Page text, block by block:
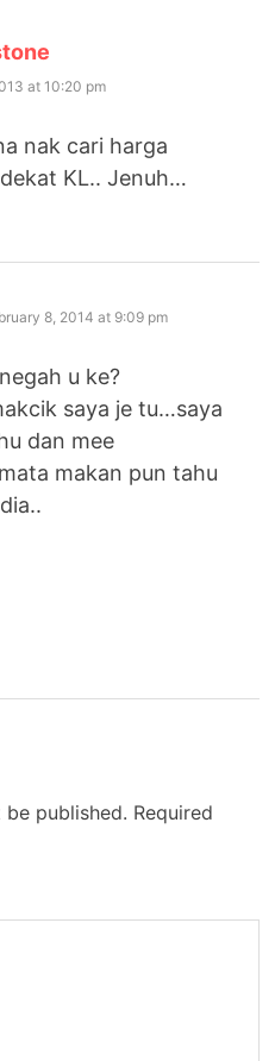
at 10:20 pm
nak cari harga
KL.. Jenuh…
8, 2014 at 9:09 pm
u ke?
saya je tu…saya
dan mee
makan pun tahu
published. Required